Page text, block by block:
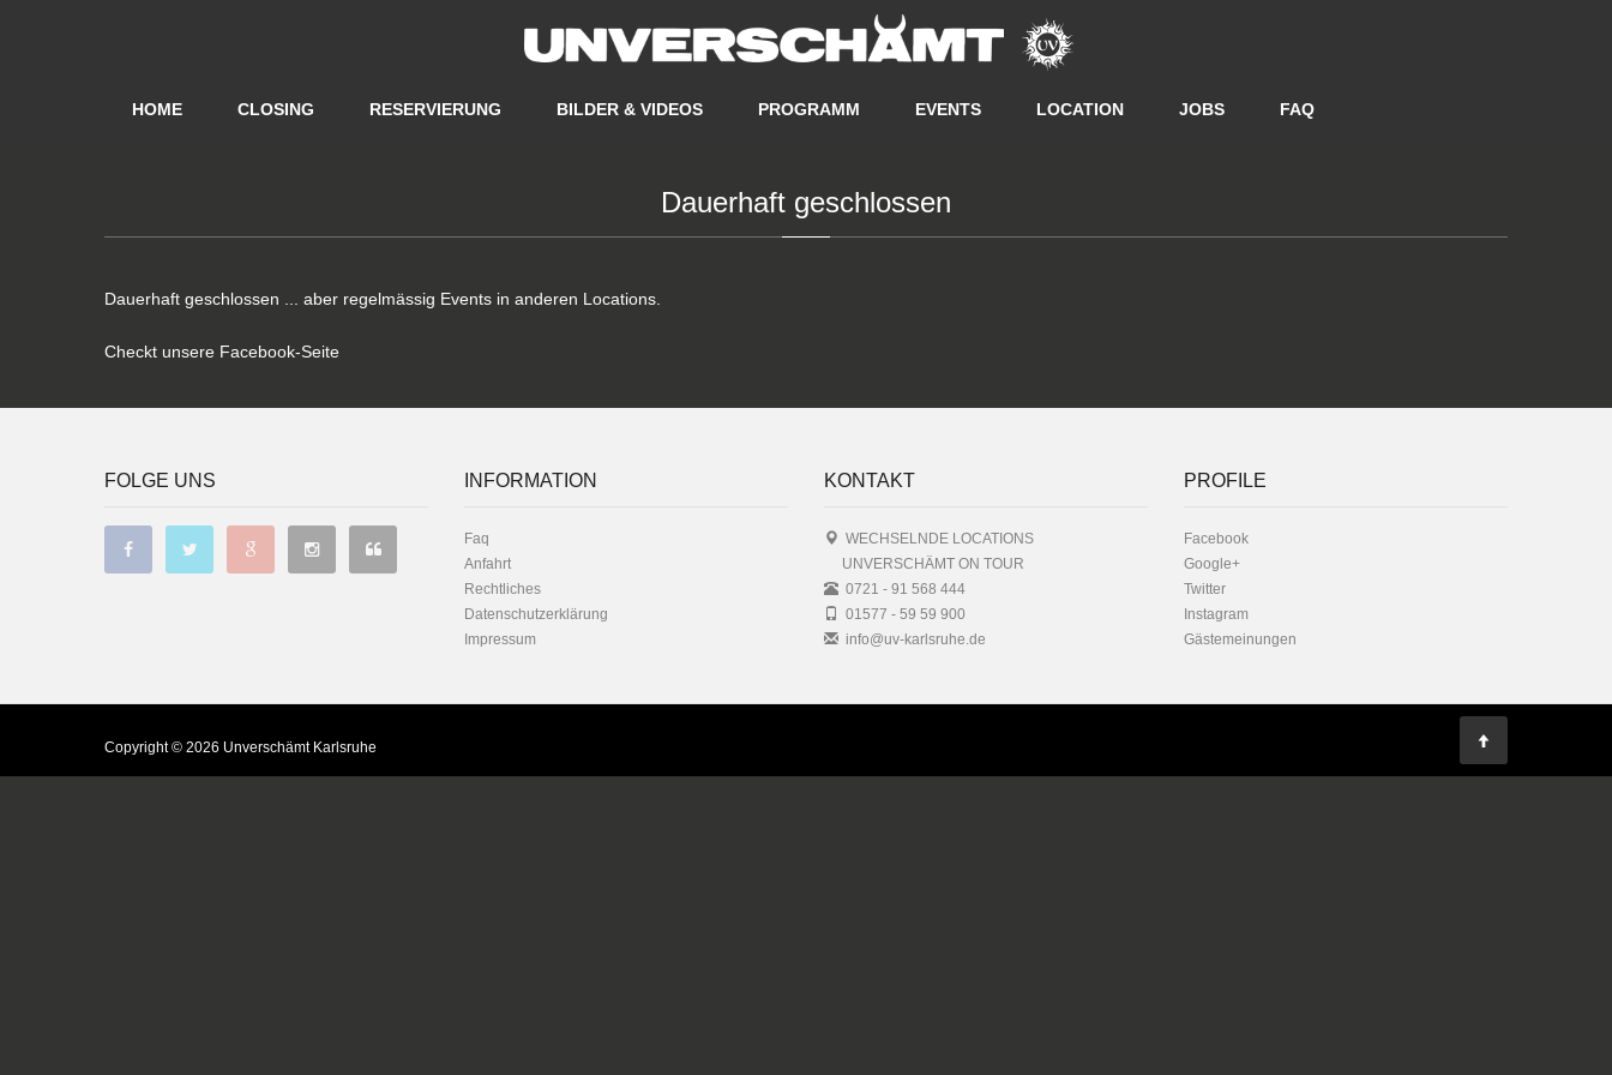
HOME CLOSING RESERVIERUNG BILDER & VIDEOS PROGRAMM EVENTS LOCATION JOBS FAQ
Dauerhaft geschlossen
Dauerhaft geschlossen ... aber regelmässig Events in anderen Locations.
Checkt unsere Facebook-Seite
FOLGE UNS INFORMATION
Faq
Anfahrt
Rechtliches
Datenschutzerklärung
Impressum
KONTAKT
WECHSELNDE LOCATIONS
UNVERSCHÄMT ON TOUR
0721 - 91 568 444
01577 - 59 59 900
info@uv-karlsruhe.de
PROFILE
Facebook
Google+
Twitter
Instagram
Gästemeinungen
Copyright © 2026 Unverschämt Karlsruhe